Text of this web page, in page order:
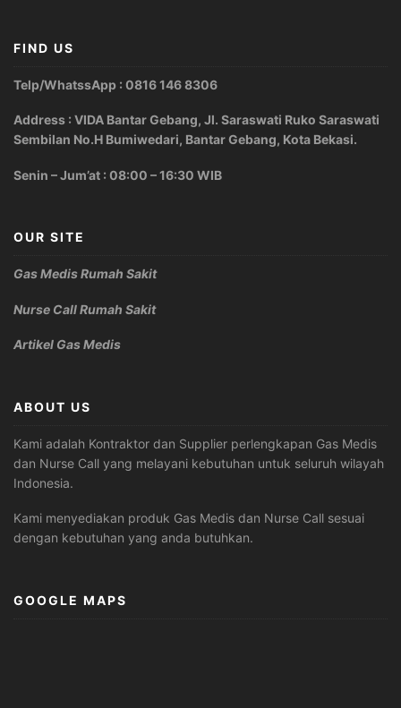
FIND US
Telp/WhatssApp : 0816 146 8306
Address : VIDA Bantar Gebang, Jl. Saraswati Ruko Saraswati
Sembilan No.H Bumiwedari, Bantar Gebang, Kota Bekasi.
Senin – Jum’at : 08:00 – 16:30 WIB
OUR SITE
Gas Medis Rumah Sakit
Nurse Call Rumah Sakit
Artikel Gas Medis
ABOUT US
Kami adalah Kontraktor dan Supplier perlengkapan Gas Medis
dan Nurse Call yang melayani kebutuhan untuk seluruh wilayah
Indonesia.
Kami menyediakan produk Gas Medis dan Nurse Call sesuai
dengan kebutuhan yang anda butuhkan.
GOOGLE MAPS